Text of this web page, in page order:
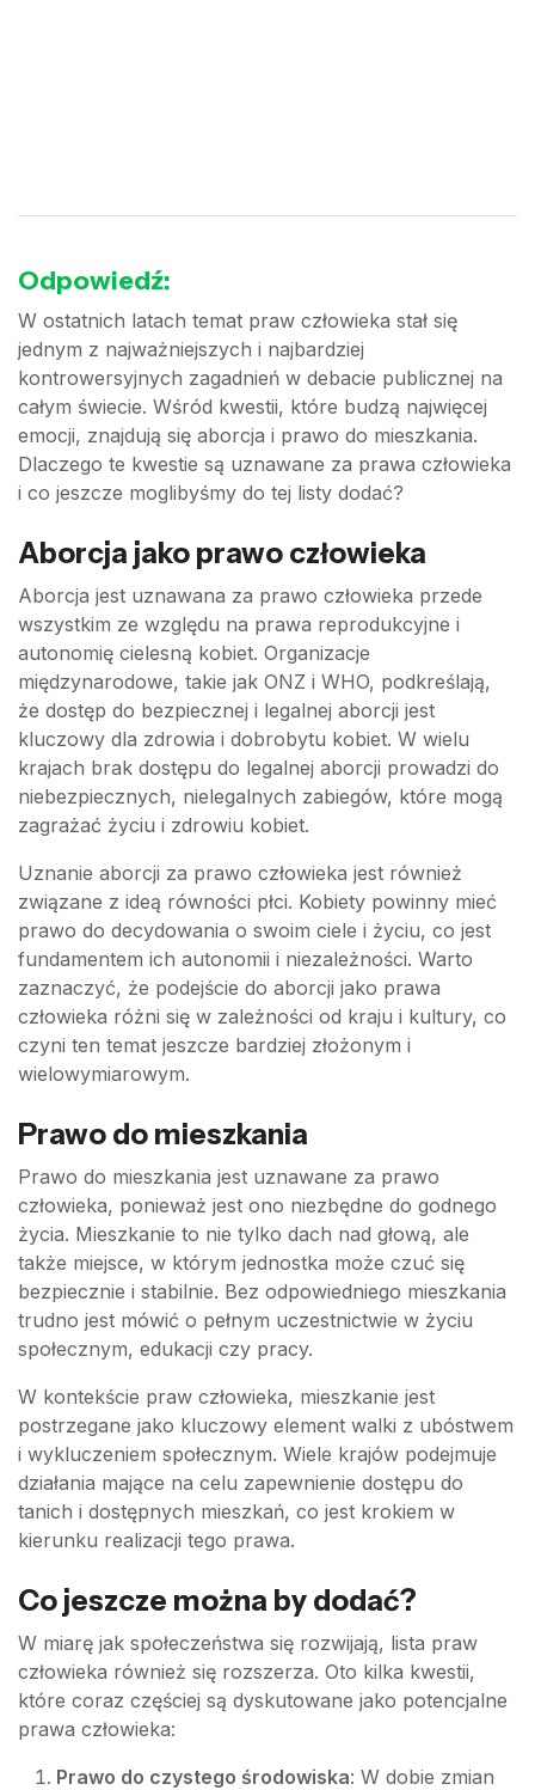
Odpowiedź:
W ostatnich latach temat praw człowieka stał się
jednym z najważniejszych i najbardziej
kontrowersyjnych zagadnień w debacie publicznej na
całym świecie. Wśród kwestii, które budzą najwięcej
emocji, znajdują się aborcja i prawo do mieszkania.
Dlaczego te kwestie są uznawane za prawa człowieka
i co jeszcze moglibyśmy do tej listy dodać?
Aborcja jako prawo człowieka
Aborcja jest uznawana za prawo człowieka przede
wszystkim ze względu na prawa reprodukcyjne i
autonomię cielesną kobiet. Organizacje
międzynarodowe, takie jak ONZ i WHO, podkreślają,
że dostęp do bezpiecznej i legalnej aborcji jest
kluczowy dla zdrowia i dobrobytu kobiet. W wielu
krajach brak dostępu do legalnej aborcji prowadzi do
niebezpiecznych, nielegalnych zabiegów, które mogą
zagrażać życiu i zdrowiu kobiet.
Uznanie aborcji za prawo człowieka jest również
związane z ideą równości płci. Kobiety powinny mieć
prawo do decydowania o swoim ciele i życiu, co jest
fundamentem ich autonomii i niezależności. Warto
zaznaczyć, że podejście do aborcji jako prawa
człowieka różni się w zależności od kraju i kultury, co
czyni ten temat jeszcze bardziej złożonym i
wielowymiarowym.
Prawo do mieszkania
Prawo do mieszkania jest uznawane za prawo
człowieka, ponieważ jest ono niezbędne do godnego
życia. Mieszkanie to nie tylko dach nad głową, ale
także miejsce, w którym jednostka może czuć się
bezpiecznie i stabilnie. Bez odpowiedniego mieszkania
trudno jest mówić o pełnym uczestnictwie w życiu
społecznym, edukacji czy pracy.
W kontekście praw człowieka, mieszkanie jest
postrzegane jako kluczowy element walki z ubóstwem
i wykluczeniem społecznym. Wiele krajów podejmuje
działania mające na celu zapewnienie dostępu do
tanich i dostępnych mieszkań, co jest krokiem w
kierunku realizacji tego prawa.
Co jeszcze można by dodać?
W miarę jak społeczeństwa się rozwijają, lista praw
człowieka również się rozszerza. Oto kilka kwestii,
które coraz częściej są dyskutowane jako potencjalne
prawa człowieka:
Prawo do czystego środowiska: W dobie zmian